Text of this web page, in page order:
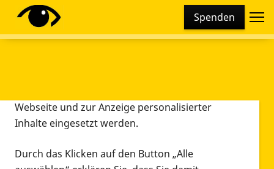
Spenden
Diese Webseite setzt verschiedene Cookies und
Tracking-Tools ein. Dies beinhaltet Cookies und
Webseite und zur Anzeige personalisierter
Inhalte eingesetzt werden.
Durch das Klicken auf den Button „Alle